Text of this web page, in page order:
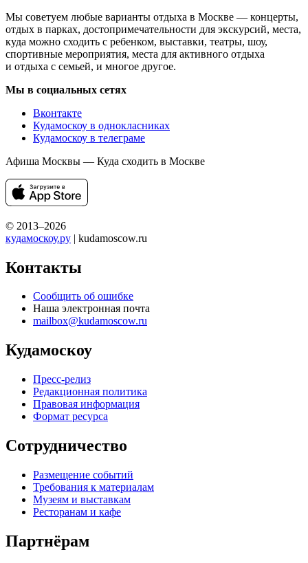
Мы советуем любые варианты отдыха в Москве — концерты,
отдых в парках, достопримечательности для экскурсий, места,
куда можно сходить с ребенком, выставки, театры, шоу,
спортивные мероприятия, места для активного отдыха
и отдыха с семьей, и многое другое.
Мы в социальных сетях
Вконтакте
Кудамоскоу в однокласниках
Кудамоскоу в телеграме
Афиша Москвы — Куда сходить в Москве
© 2013–2026
кудамоскоу.ру | kudamoscow.ru
Контакты
Сообщить об ошибке
Наша электронная почта
mailbox@kudamoscow.ru
Кудамоскоу
Пресс-релиз
Редакционная политика
Правовая информация
Формат ресурса
Сотрудничество
Размещение событий
Требования к материалам
Музеям и выставкам
Ресторанам и кафе
Партнёрам